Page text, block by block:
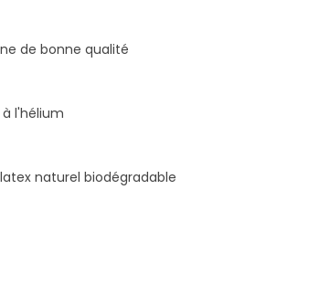
de bonne qualité
l'hélium
naturel biodégradable